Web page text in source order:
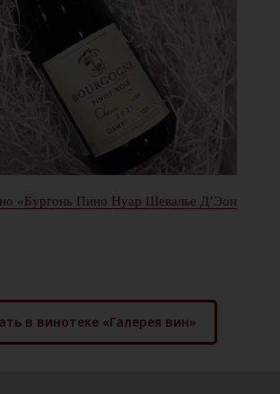
«Бургонь Пино Нуар Шевалье Д’Эон
в винотеке «Галерея вин»